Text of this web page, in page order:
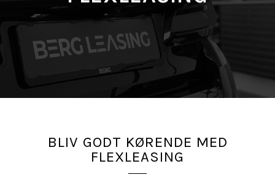
BLIV GODT KØRENDE MED
FLEXLEASING